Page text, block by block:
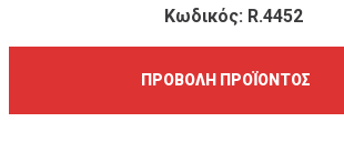
Κωδικός: R.4452
ΠΡΟΒΟΛΉ ΠΡΟΪΌΝΤΟΣ